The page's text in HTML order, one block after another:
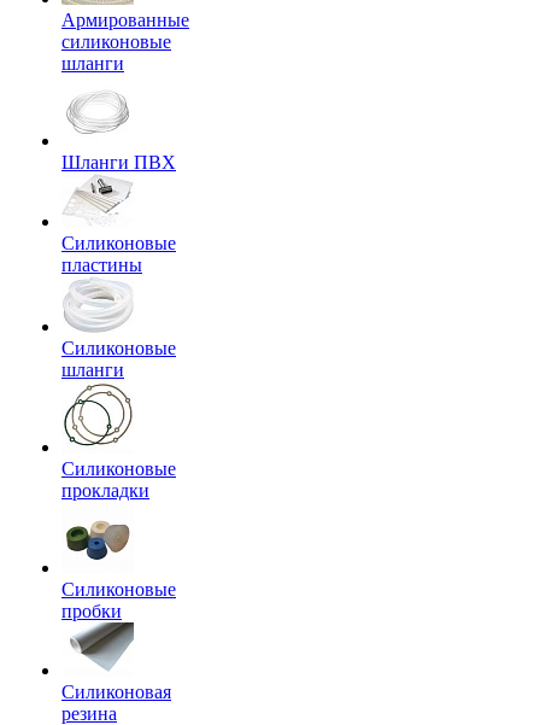
Армированные
силиконовые
шланги
Шланги ПВХ
Силиконовые
пластины
Силиконовые
шланги
Силиконовые
прокладки
Силиконовые
пробки
Силиконовая
резина